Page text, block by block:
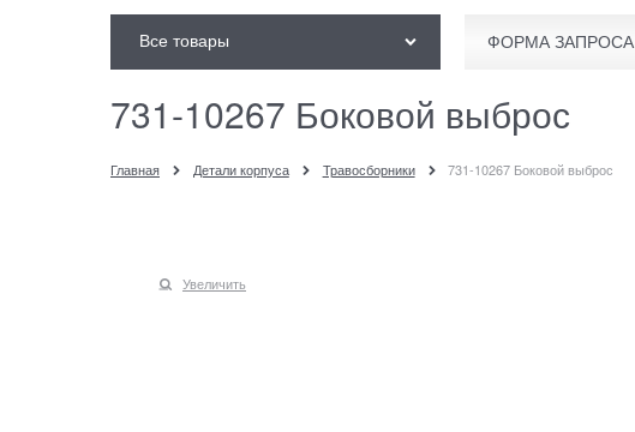
Все товары ФОРМА ЗАПРОСА
731-10267 Боковой выброс
Главная Детали корпуса Травосборники 731-10267 Боковой выброс
Увеличить